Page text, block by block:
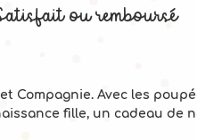
ou remboursé
Compagnie. Avec les
fille, un cadeau de